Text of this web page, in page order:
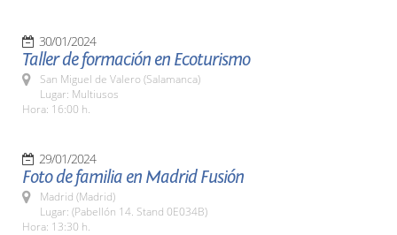
30/01/2024
Taller de formación en Ecoturismo
San Miguel de Valero (Salamanca)
Lugar: Multiusos
Hora: 16:00 h.
29/01/2024
Foto de familia en Madrid Fusión
Madrid (Madrid)
Lugar: (Pabellón 14. Stand 0E034B)
Hora: 13:30 h.